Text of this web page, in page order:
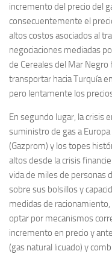
incremento del precio del
consecuentemente el
altos costos asociados al
negociaciones mediadas
de Cereales del Mar
transportar hacia Turquía
pero lentamente los
En segundo lugar, la crisis
suministro de gas a
(Gazprom) y los topes
altos desde la crisis
vida de miles de personas
sobre sus bolsillos y
medidas de
optar por mecanismos
incremento en precio y
(gas natural licuado) y